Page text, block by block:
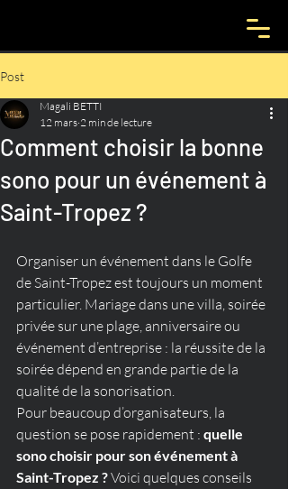
Post
Comment choisir la bonne
sono pour un événement à
Saint-Tropez ?
Magali BETTI
12 mars 2 min de lecture
Organiser un événement dans le Golfe
de Saint-Tropez est toujours un moment
particulier. Mariage dans une villa, soirée
privée sur une plage, anniversaire ou
événement d’entreprise : la réussite de la
soirée dépend en grande partie de la
qualité de la sonorisation.
Pour beaucoup d’organisateurs, la
question se pose rapidement : quelle
sono choisir pour son événement à
Saint-Tropez ? Voici quelques conseils